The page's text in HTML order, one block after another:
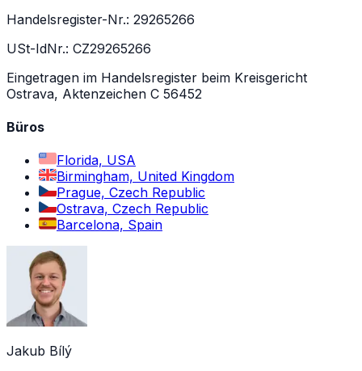
Handelsregister-Nr.: 29265266
USt-IdNr.: CZ29265266
Eingetragen im Handelsregister beim Kreisgericht
Ostrava, Aktenzeichen C 56452
Büros
Florida, USA
Birmingham, United Kingdom
Prague, Czech Republic
Ostrava, Czech Republic
Barcelona, Spain
Jakub Bílý